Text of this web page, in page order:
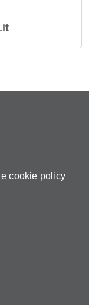
cookie policy